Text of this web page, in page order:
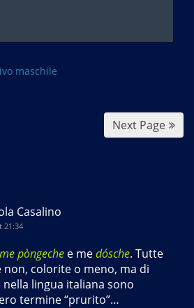
maschile
Next Page
Casalino
21:34
pòngeche e medósche. Tutte
non, colorite o meno, ma di
lingua italiana sono
termine “prurito”…